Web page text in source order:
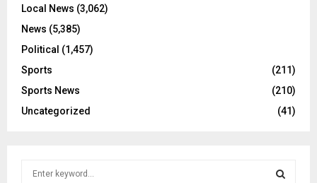
Local News (3,062)
News (5,385)
Political (1,457)
Sports
(211)
Sports News
(210)
Uncategorized
(41)